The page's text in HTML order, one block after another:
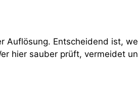
Entscheidend ist,
hier sauber prüft, vermeidet